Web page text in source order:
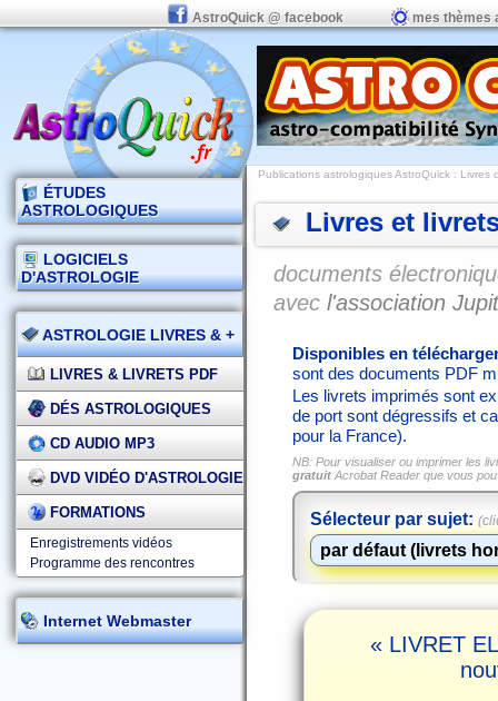
AstroQuick @ facebook mes thèmes
ÉTUDES
ASTROLOGIQUES
LOGICIELS
D'ASTROLOGIE
ASTROLOGIE LIVRES & +
LIVRES & LIVRETS PDF
DÉS ASTROLOGIQUES
CD AUDIO MP3
DVD VIDÉO D'ASTROLOGIE
FORMATIONS
Enregistrements vidéos
Programme des rencontres
Internet Webmaster
Publications astrologiques AstroQuick : Livres
Livres et
documents
avec l'association
Disponibles en
sont des documents PDF
Les livrets imprimés sont
de port sont dégressifs et
pour la France).
NB: Pour visualiser ou imprimer les
gratuit Acrobat Reader que vous
Sélecteur par sujet:
« LIVRET